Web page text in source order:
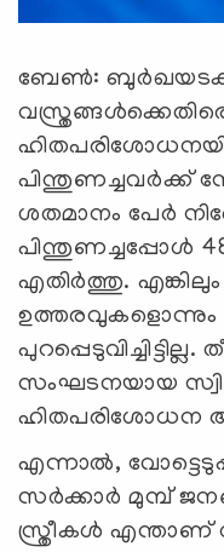
ബേണ്‍:
പിന്തുണച്ചവര്‍ക്ക്
ശതമാനം പേര്‍
പിന്തുണച്ചപ്പോള്‍
എതിര്‍ത്തു.
ഉത്തരവുകളൊന്നും
സംഘടനയായ
ഹിതപരിശോധന
എന്നാല്‍,
സര്‍ക്കാര്‍ മുമ്പ്
സ്ത്രീകള്‍ എന്താണ്